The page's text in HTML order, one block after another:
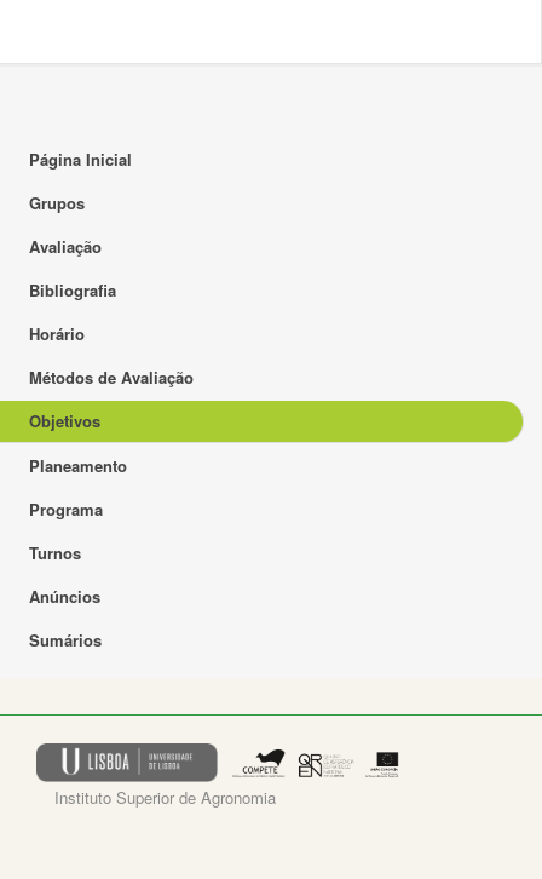
Página Inicial
Grupos
Avaliação
Bibliografia
Horário
Métodos de Avaliação
Objetivos
Planeamento
Programa
Turnos
Anúncios
Sumários
Instituto Superior de Agronomia